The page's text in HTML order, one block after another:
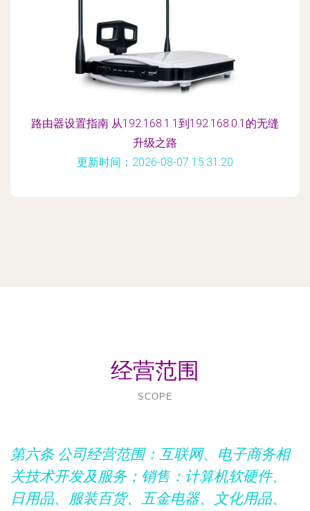
路由器设置指南 从192.168.1.1到192.168.0.1的无缝
升级之路
更新时间：2026-08-07 15:31:20
经营范围
SCOPE
第六条 公司经营范围：互联网、电子商务相
关技术开发及服务；销售：计算机软硬件、
日用品、服装百货、五金电器、文化用品、